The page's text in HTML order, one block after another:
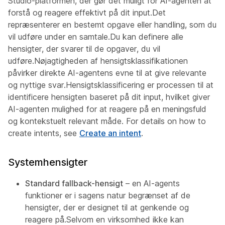
forstå og reagere effektivt på dit input.Det
repræsenterer en bestemt opgave eller handling, som du
vil udføre under en samtale.Du kan definere alle
hensigter, der svarer til de opgaver, du vil
udføre.Nøjagtigheden af hensigtsklassifikationen
påvirker direkte AI-agentens evne til at give relevante
og nyttige svar.Hensigtsklassificering er processen til at
identificere hensigten baseret på dit input, hvilket giver
AI-agenten mulighed for at reagere på en meningsfuld
og kontekstuelt relevant måde. For details on how to
create intents, see Create an intent.
Systemhensigter
Standard fallback-hensigt – en AI-agents
funktioner er i sagens natur begrænset af de
hensigter, der er designet til at genkende og
reagere på.Selvom en virksomhed ikke kan